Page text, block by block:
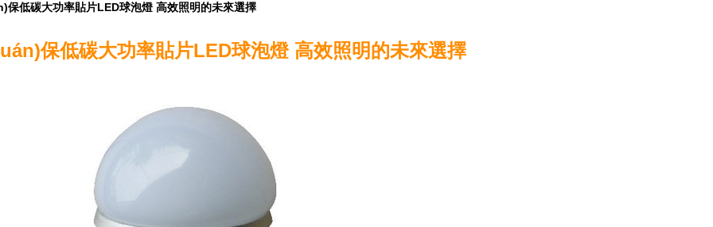
低碳大功率貼片LED球泡燈 高效照明的未來選擇
保低碳大功率貼片LED球泡燈 高效照明的未來選擇